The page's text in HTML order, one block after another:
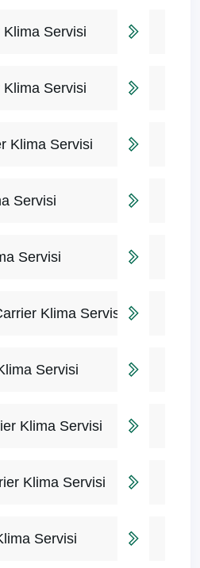
Servisi
Servisi
Klima Servisi
Servisi
Servisi
Klima Servisi
Servisi
Klima Servisi
Klima Servisi
Servisi